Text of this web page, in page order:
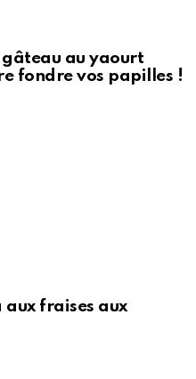
gâteau au yaourt
fondre vos papilles !
aux fraises aux